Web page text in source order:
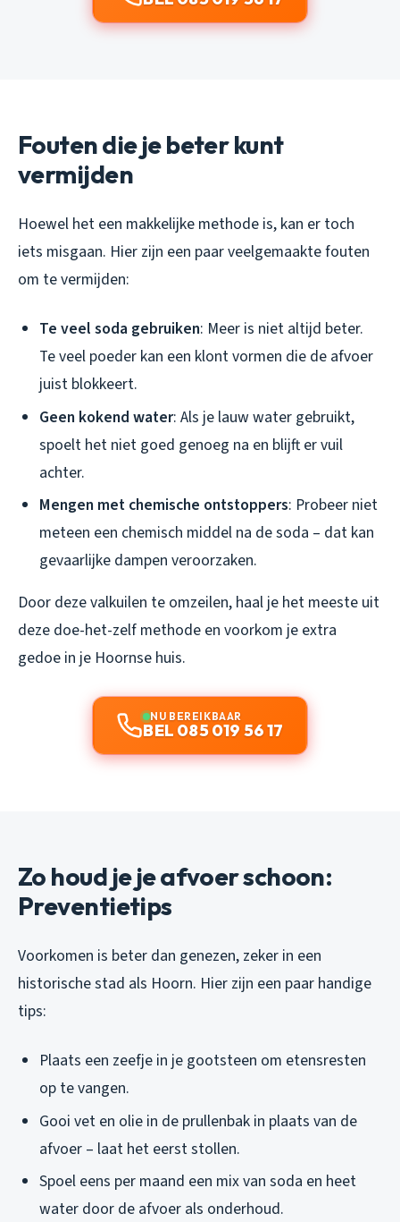
Fouten die je beter kunt
vermijden
Hoewel het een makkelijke methode is, kan er toch
iets misgaan. Hier zijn een paar veelgemaakte fouten
om te vermijden:
Te veel soda gebruiken: Meer is niet altijd beter.
Te veel poeder kan een klont vormen die de afvoer
juist blokkeert.
Geen kokend water: Als je lauw water gebruikt,
spoelt het niet goed genoeg na en blijft er vuil
achter.
Mengen met chemische ontstoppers: Probeer niet
meteen een chemisch middel na de soda – dat kan
gevaarlijke dampen veroorzaken.
Door deze valkuilen te omzeilen, haal je het meeste uit
deze doe-het-zelf methode en voorkom je extra
gedoe in je Hoornse huis.
NU BEREIKBAAR
BEL 085 019 56 17
Zo houd je je afvoer schoon:
Preventietips
Voorkomen is beter dan genezen, zeker in een
historische stad als Hoorn. Hier zijn een paar handige
tips:
Plaats een zeefje in je gootsteen om etensresten
op te vangen.
Gooi vet en olie in de prullenbak in plaats van de
afvoer – laat het eerst stollen.
Spoel eens per maand een mix van soda en heet
water door de afvoer als onderhoud.